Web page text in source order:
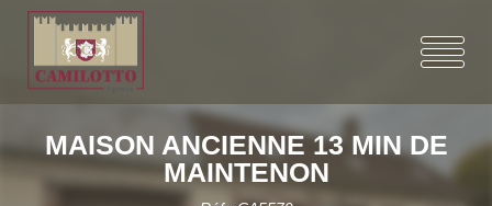
MAISON ANCIENNE 13 MIN DE
MAINTENON